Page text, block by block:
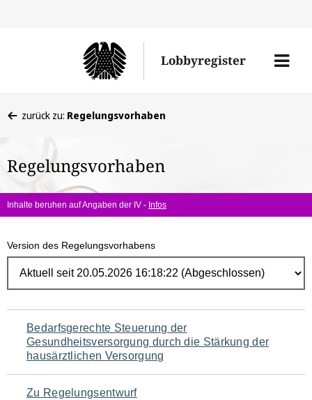
Lobbyregister
Menü
befinden
hier:
zurück zu: Regelungsvorhaben
Regelungsvorhaben
Inhalte beruhen auf Angaben der IV - Infos
Version des Regelungsvorhabens
Navigation
für
den
Bedarfsgerechte Steuerung der
Gesundheitsversorgung durch die Stärkung der
hausärztlichen Versorgung
Zu Regelungsentwurf